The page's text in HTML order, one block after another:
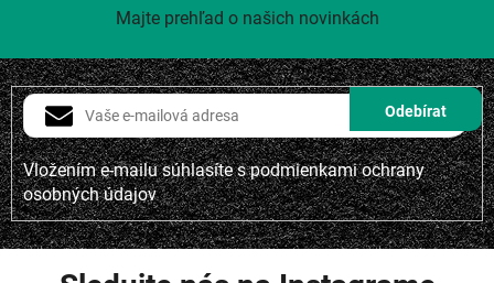
Vložením e-mailu súhlasíte spodmienkami ochrany
osobných údajov
Majte prehľad o našich novinkách